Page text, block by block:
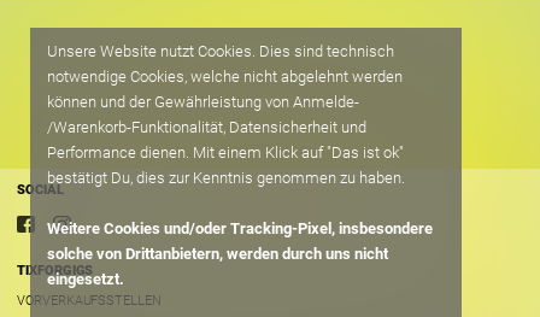
SOCIAL
TIXFORGIGS
VORVERKAUFSSTELLEN
Unsere Website nutzt Cookies. Dies sind technisch
notwendige Cookies, welche nicht abgelehnt werden
können und der Gewährleistung von Anmelde-
/Warenkorb-Funktionalität, Datensicherheit und
Performance dienen. Mit einem Klick auf "Das ist ok"
bestätigt Du, dies zur Kenntnis genommen zu haben.
Weitere Cookies und/oder Tracking-Pixel, insbesondere
solche von Drittanbietern, werden durch uns nicht
eingesetzt.